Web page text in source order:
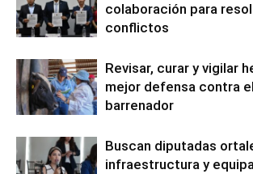
colaboración para
conflictos
Revisar, curar y vigilar
mejor defensa contra
barrenador
Buscan diputadas
infraestructura y